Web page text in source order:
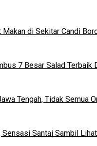
di Sekitar Candi
7 Besar Salad Terbaik
Tengah, Tidak Semua
Sensasi Santai Sambil